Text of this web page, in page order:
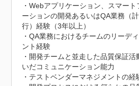
・Webアプリケーション、スマー
ーションの開発あるいはQA業務（
行）経験（3年以上）
・QA業務におけるチームのリーデ
ント経験
・開発チームと並走した品質保証
いだコミュニケーション能力
・テストベンダーマネジメントの経